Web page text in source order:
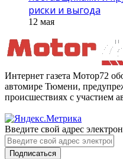
риски и выгода
12 мая
Интернет газета Мотор72
автомире Тюмени,
происшествиях с участием
Введите свой адрес